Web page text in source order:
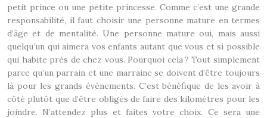
petit prince ou une petite princesse. Comme c’est une grande
responsabilité, il faut choisir une personne mature en termes
d’âge et de mentalité. Une personne mature oui, mais aussi
quelqu’un qui aimera vos enfants autant que vous et si possible
qui habite près de chez vous. Pourquoi cela ? Tout simplement
parce qu’un parrain et une marraine se doivent d’être toujours
là pour les grands événements. C’est bénéfique de les avoir à
côté plutôt que d’être obligés de faire des kilomètres pour les
joindre. N’attendez plus et faites votre choix. Ce sera une